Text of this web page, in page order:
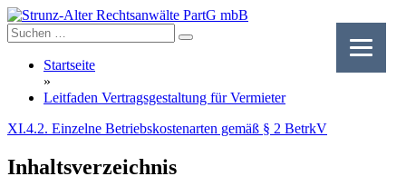
Skip
to
content
Startseite
»
Leitfaden Vertragsgestaltung für Vermieter
XI.4.2. Einzelne Betriebskostenarten gemäß § 2 BetrkV
Inhaltsverzeichnis